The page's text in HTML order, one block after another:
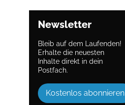
Newsletter
Bleib auf dem Laufenden!
Erhalte die neuesten
Inhalte direkt in dein
Postfach.
Kostenlos abonnieren